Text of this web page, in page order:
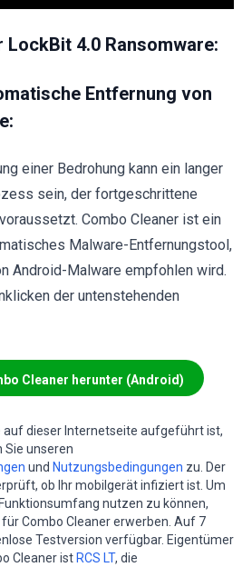
LockBit 4.0 Ransomware:
Entfernung von
einer Bedrohung kann ein langer
sein, der fortgeschrittene
Combo Cleaner ist ein
Malware-Entfernungstool,
Android-Malware empfohlen wird.
der untenstehenden
Cleaner herunter (Android)
auf dieser Internetseite aufgeführt ist,
Sie unseren
und Nutzungsbedingungen zu. Der
ob Ihr mobilgerät infiziert ist. Um
nutzen zu können,
Combo Cleaner erwerben. Auf 7
Testversion verfügbar. Eigentümer
Cleaner ist RCS LT, die